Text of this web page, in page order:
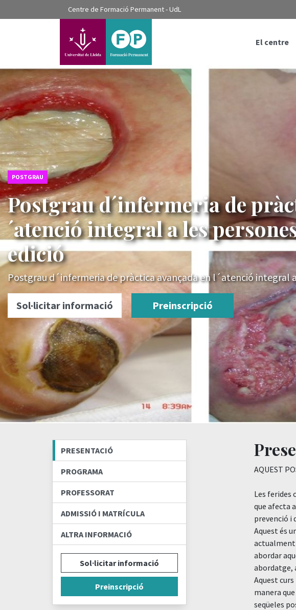
???label.access.jump.content???
???label.access.jump.header???
???label.access.jump.footer???
???label.access.jump.menu???
Centre de Formació Permanent - UdL
El centre
POSTGRAU
Postgrau d´infermeria de
´atenció integral a les
edició
Postgrau d´infermeria de pràctica avançada en l´atenció integral
Sol·licitar informació Preinscripció
PRESENTACIÓ
PROGRAMA
PROFESSORAT
ADMISSIÓ I MATRÍCULA
ALTRA INFORMACIÓ
Sol·licitar informació
Preinscripció
AQUEST
Les ferides
que afecta
prevenció i
Aquest és
actualment
abordar
abordatge,
Aquest
manera
seqüeles